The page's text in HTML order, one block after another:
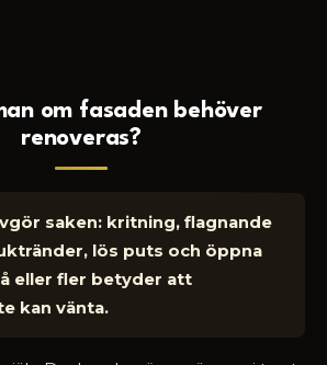
om fasaden behöver
renoveras?
saken: kritning, flagnande
lös puts och öppna
eller fler betyder att
kan vänta.